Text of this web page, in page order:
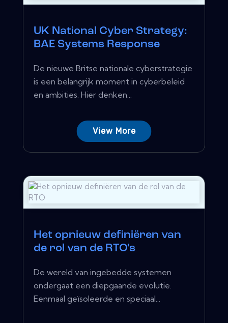
UK National Cyber ​​Strategy:
BAE Systems Response
De nieuwe Britse nationale cyberstrategie
is een belangrijk moment in cyberbeleid
en ambities. Hier denken...
View More
Het opnieuw definiëren van
de rol van de RTO's
De wereld van ingebedde systemen
ondergaat een diepgaande evolutie.
Eenmaal geïsoleerde en speciaal...